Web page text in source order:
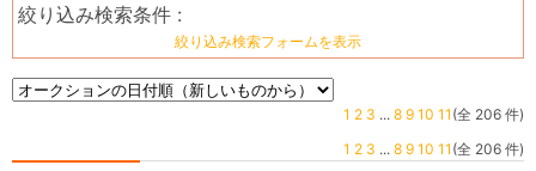
絞り込み検索条件 :
絞り込み検索フォームを表示
1 2 3 ... 8 9 10 11 (全 206 件)
1 2 3 ... 8 9 10 11 (全 206 件)